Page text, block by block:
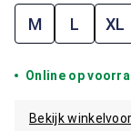
M L XL
Online op
Bekijk